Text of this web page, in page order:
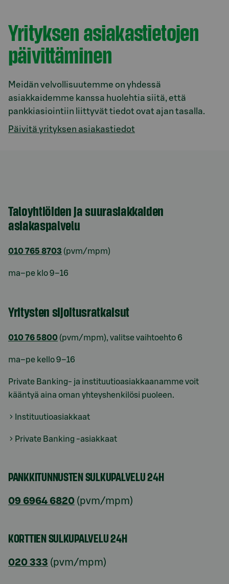
Yrityksen asiakastietojen
päivittäminen
Meidän velvollisuutemme on yhdessä
asiakkaidemme kanssa huolehtia siitä, että
pankkiasiointiin liittyvät tiedot ovat ajan tasalla.
Päivitä yrityksen asiakastiedot
Taloyhtiöiden ja suurasiakkaiden
asiakaspalvelu
010 765 8703 (pvm/mpm)
ma–pe klo 9–16
Yritysten sijoitusratkaisut
010 76 5800 (pvm/mpm), valitse vaihtoehto 6
ma–pe kello 9–16
Private Banking- ja instituutioasiakkaanamme voit
kääntyä aina oman yhteyshenkilösi puoleen.
Instituutioasiakkaat
Private Banking -asiakkaat
PANKKITUNNUSTEN SULKUPALVELU 24H
09 6964 6820 (pvm/mpm)
KORTTIEN SULKUPALVELU 24H
020 333 (pvm/mpm)